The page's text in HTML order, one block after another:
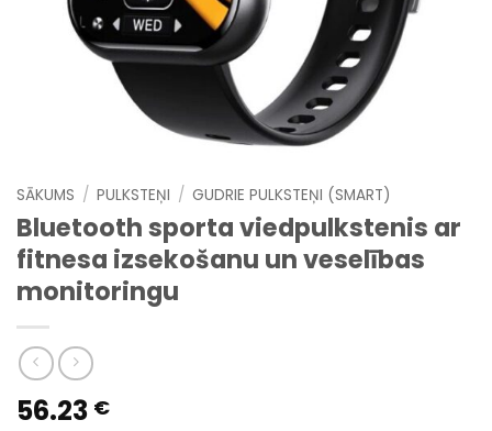
SĀKUMS / PULKSTEŅI / GUDRIE PULKSTEŅI (SMART)
Bluetooth sporta viedpulkstenis ar
fitnesa izsekošanu un veselības
monitoringu
56.23 €